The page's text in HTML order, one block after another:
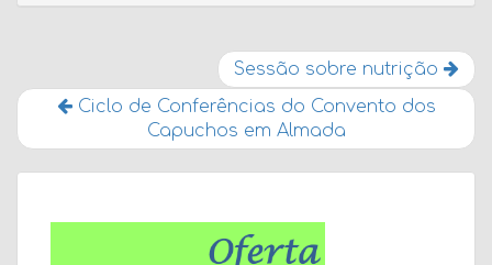
Sessão sobre nutrição
Ciclo de Conferências do Convento dos
Capuchos em Almada